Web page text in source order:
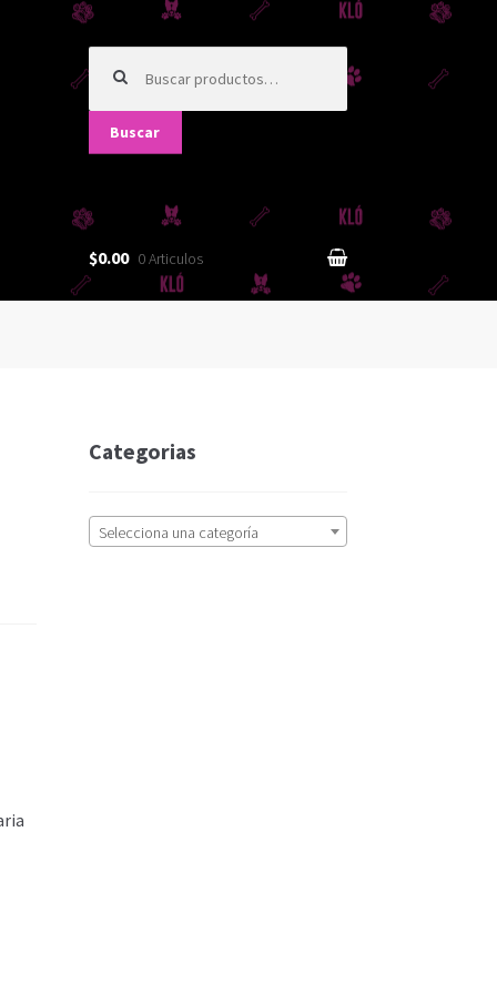
por:
Buscar
$0.00 0 Articulos
Categorias
Selecciona una categoría